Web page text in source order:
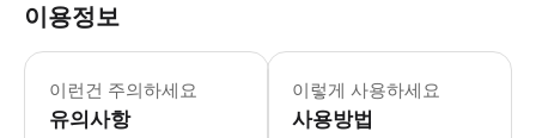
이용정보
이런건 주의하세요
유의사항
8% 할인(최대 300,000 VND)을 받으
이렇게 사용하세요
사용방법